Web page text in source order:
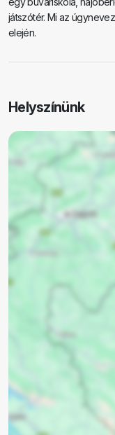
játszótér. Mi az
elején.
Helyszínünk